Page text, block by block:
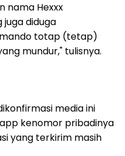
nama Hexxx
diduga
totap (tetap)
mundur," tulisnya.
media ini
kenomor pribadinya
yang terkirim masih